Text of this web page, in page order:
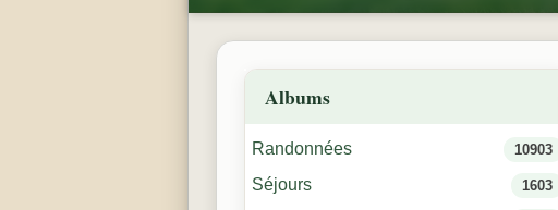
Albums
Randonnées 10903
Séjours 1603